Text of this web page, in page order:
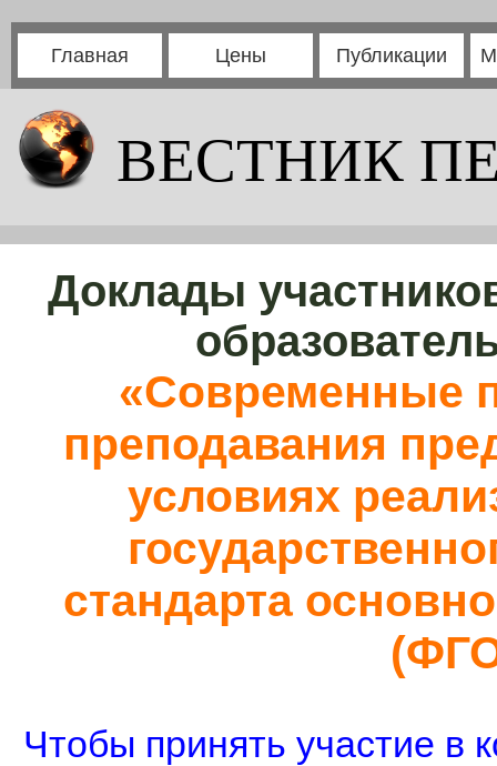
Главная Цены Публикации
ВЕСТНИК
Доклады
«Современные
преподавания
условиях
стандарта
Чтобы принять участие в